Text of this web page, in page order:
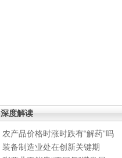
深度解读
农产品价格时涨时跌有“解药”吗
装备制造业处在创新关键期